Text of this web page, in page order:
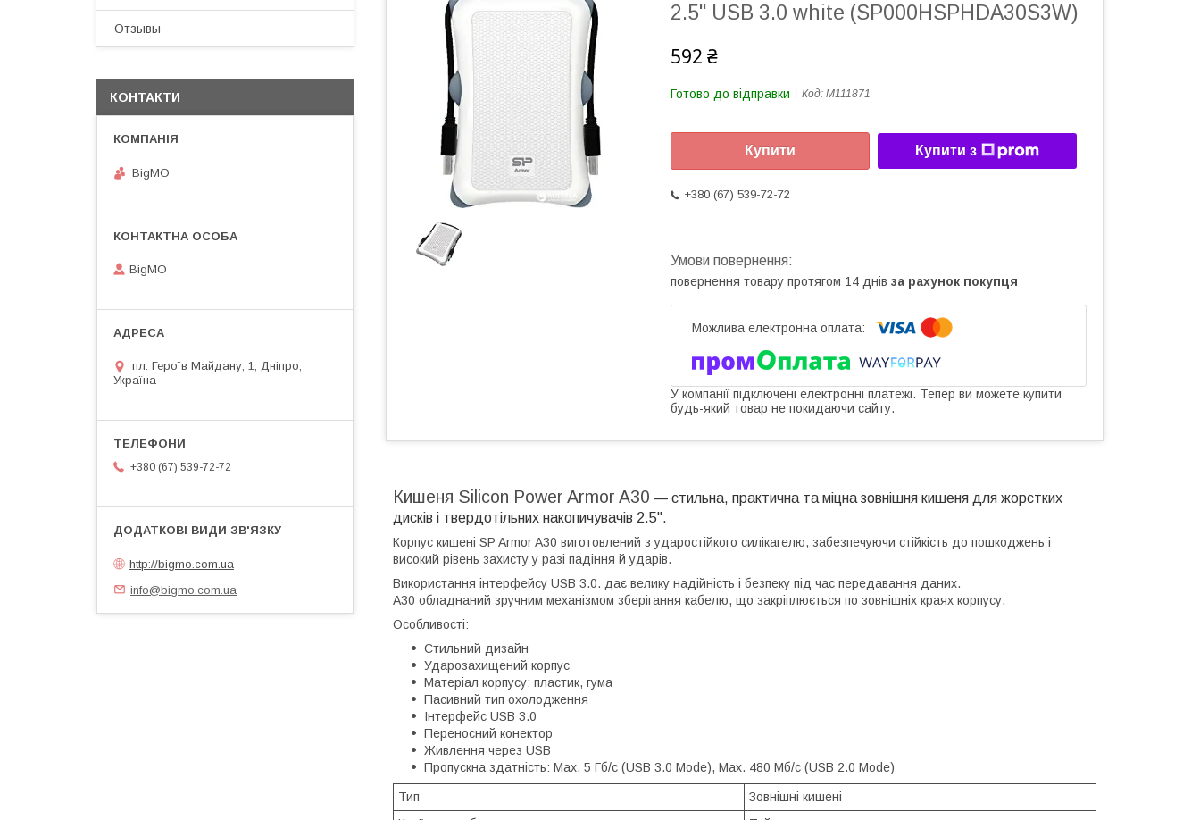
2.5" USB 3.0 white (SP000HSPHDA30S3W)
592 ₴
Готово до відправки Код: M111871
Купити Купити з
+380 (67) 539-72-72
повернення товару протягом 14 днів за рахунок покупця
У компанії підключені електронні платежі. Тепер ви можете купити
будь-який товар не покидаючи сайту.
Кишеня Silicon Power Armor A30 — стильна, практична та міцна зовнішня кишеня для жорстких
дисків і твердотільних накопичувачів 2.5".
Корпус кишені SP Armor A30 виготовлений з ударостійкого силікагелю, забезпечуючи стійкість до пошкоджень і
високий рівень захисту у разі падіння й ударів.
Використання інтерфейсу USB 3.0. дає велику надійність і безпеку під час передавання даних.
А30 обладнаний зручним механізмом зберігання кабелю, що закріплюється по зовнішніх краях корпусу.
Особливості:
Стильний дизайн
Ударозахищений корпус
Матеріал корпусу: пластик, гума
Пасивний тип охолодження
Інтерфейс USB 3.0
Переносний конектор
Живлення через USB
Пропускна здатність: Max. 5 Гб/с (USB 3.0 Mode), Max. 480 Мб/с (USB 2.0 Mode)
Тип
Зовнішні кишені
Отзывы
КОНТАКТИ
BigMO
BigMO
пл. Героїв Майдану, 1, Дніпро,
Україна
+380 (67) 539-72-72
http://bigmo.com.ua
info@bigmo.com.ua